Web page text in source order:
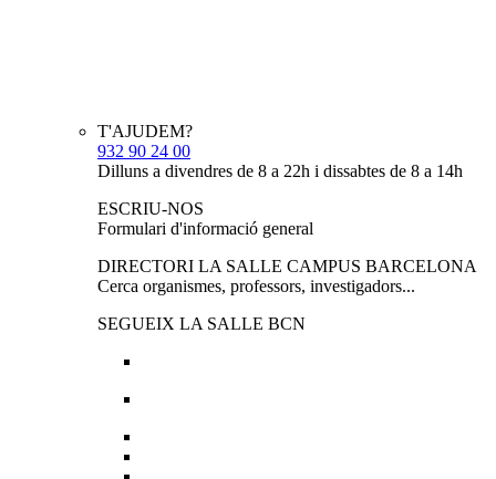
T'AJUDEM?
932 90 24 00
Dilluns a divendres de 8 a 22h i dissabtes de 8 a 14h
ESCRIU-NOS
Formulari d'informació general
DIRECTORI LA SALLE CAMPUS BARCELONA
Cerca organismes, professors, investigadors...
SEGUEIX LA SALLE BCN